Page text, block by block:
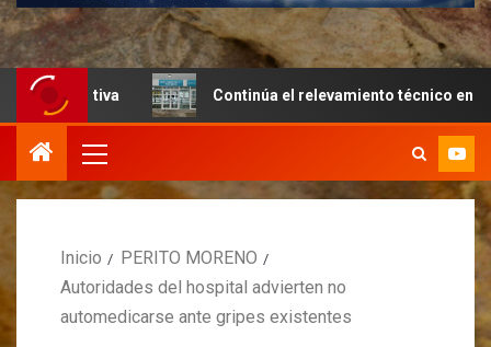
Continúa el relevamiento técnico en Perito
Inicio
PERITO MORENO
Autoridades del hospital advierten no
automedicarse ante gripes existentes